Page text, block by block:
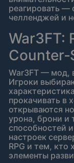
реагировать —
челленджей и
War3FT:
War3FT — мод,
Игроки
прокачивать в
открываются
урона, брони и
способностей
настроек
RPG и тем, кто
элементы